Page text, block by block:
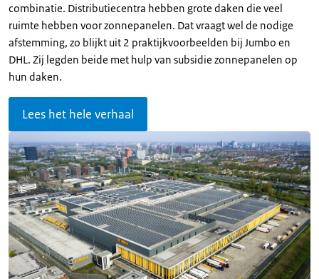
combinatie. Distributiecentra hebben grote daken die veel
ruimte hebben voor zonnepanelen. Dat vraagt wel de nodige
afstemming, zo blijkt uit 2 praktijkvoorbeelden bij Jumbo en
DHL. Zij legden beide met hulp van subsidie zonnepanelen op
hun daken.
Lees het hele verhaal